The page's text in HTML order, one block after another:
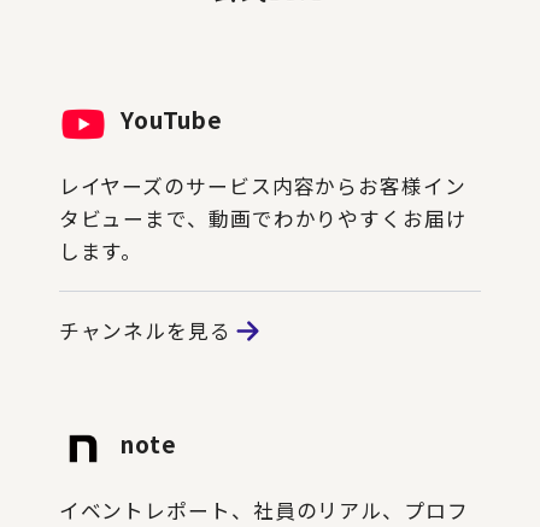
YouTube
レイヤーズのサービス内容からお客様イン
タビューまで、動画でわかりやすくお届け
します。
チャンネルを見る
note
イベントレポート、社員のリアル、プロフ